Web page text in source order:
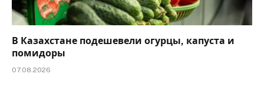
В Казахстане подешевели огурцы, капуста и
помидоры
07.08.2026